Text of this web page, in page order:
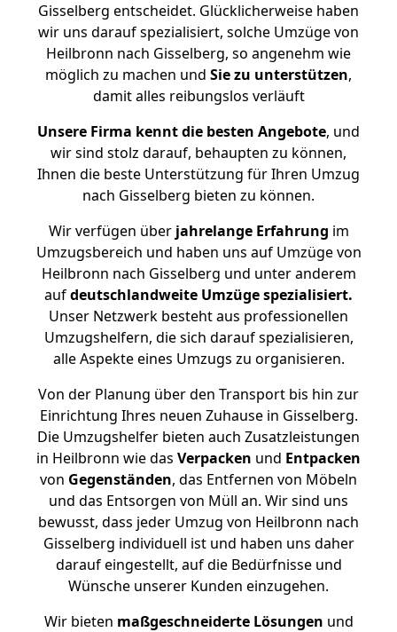
Gisselberg entscheidet. Glücklicherweise haben
wir uns darauf spezialisiert, solche Umzüge von
Heilbronn nach Gisselberg, so angenehm wie
möglich zu machen und Sie zu unterstützen,
damit alles reibungslos verläuft
Unsere Firma kennt die besten Angebote, und
wir sind stolz darauf, behaupten zu können,
Ihnen die beste Unterstützung für Ihren Umzug
nach Gisselberg bieten zu können.
Wir verfügen überjahrelange Erfahrung im
Umzugsbereich und haben uns auf Umzüge von
Heilbronn nach Gisselberg und unter anderem
aufdeutschlandweite Umzüge spezialisiert.
Unser Netzwerk besteht aus professionellen
Umzugshelfern, die sich darauf spezialisieren,
alle Aspekte eines Umzugs zu organisieren.
Von der Planung über den Transport bis hin zur
Einrichtung Ihres neuen Zuhause in Gisselberg.
Die Umzugshelfer bieten auch Zusatzleistungen
in Heilbronn wie das Verpacken und Entpacken
von Gegenständen, das Entfernen von Möbeln
und das Entsorgen von Müll an. Wir sind uns
bewusst, dass jeder Umzug von Heilbronn nach
Gisselberg individuell ist und haben uns daher
darauf eingestellt, auf die Bedürfnisse und
Wünsche unserer Kunden einzugehen.
Wir bieten maßgeschneiderte Lösungen und